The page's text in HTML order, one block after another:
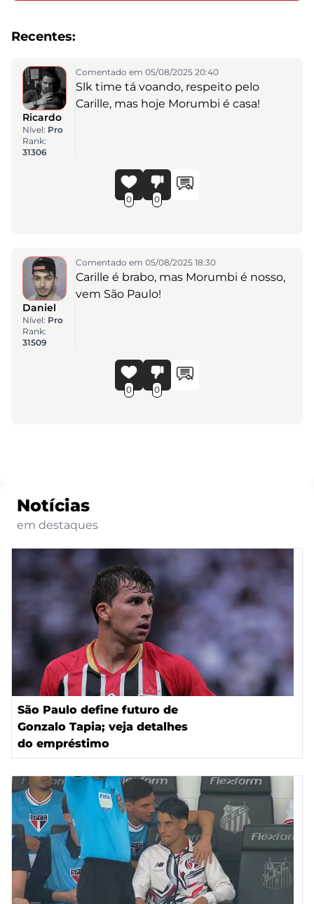
Recentes:
Ricardo
Nível: Pro
Rank:
31306
Comentado em 05/08/2025 20:40
Slk time tá voando, respeito pelo
Carille, mas hoje Morumbi é casa!
0 0
Daniel
Nível: Pro
Rank:
31509
Comentado em 05/08/2025 18:30
Carille é brabo, mas Morumbi é nosso,
vem São Paulo!
0 0
Notícias
em destaques
São Paulo define futuro de
Gonzalo Tapia; veja detalhes
do empréstimo